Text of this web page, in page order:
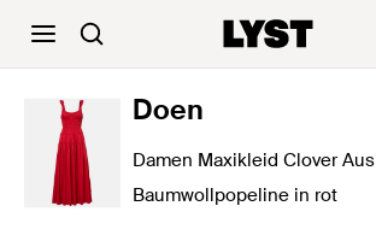
Doen
Damen Maxikleid Clover Aus
Baumwollpopeline in rot